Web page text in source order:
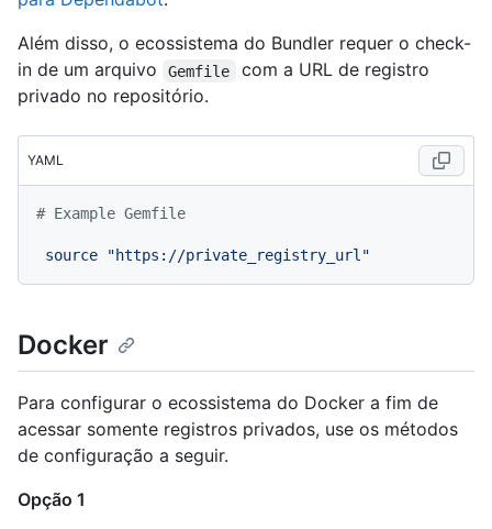
Além disso, o ecossistema do Bundler requer o check-
in de um arquivo
Gemfile
com a URL de registro
privado no repositório.
YAML
# Example Gemfile
source "https://private_registry_url"
Docker
Para configurar o ecossistema do Docker a fim de
acessar somente registros privados, use os métodos
de configuração a seguir.
Opção 1